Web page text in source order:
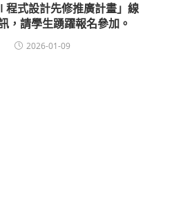
程式設計先修推廣計畫」線
，請學生踴躍報名參加。
2026-01-09